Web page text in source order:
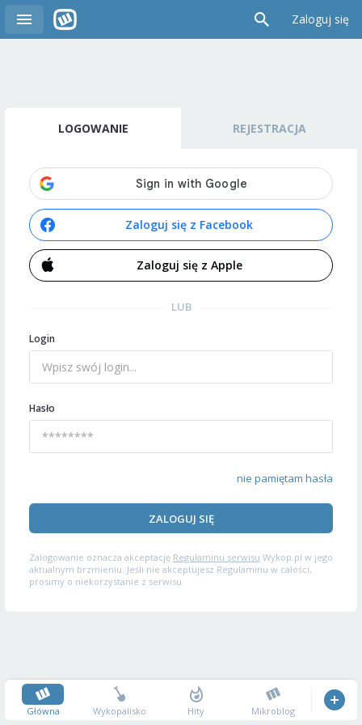
Zaloguj się
LOGOWANIE REJESTRACJA
Zaloguj się z Facebook
Zaloguj się z Apple
LUB
Login
Hasło
nie pamiętam hasła
ZALOGUJ SIĘ
Zalogowanie oznacza akceptację Regulaminu serwisu Wykop.pl w jego
aktualnym brzmieniu. Jeśli nie akceptujesz Regulaminu w całości,
prosimy o niekorzystanie z serwisu.
Główna Wykopalisko Hity Mikroblog